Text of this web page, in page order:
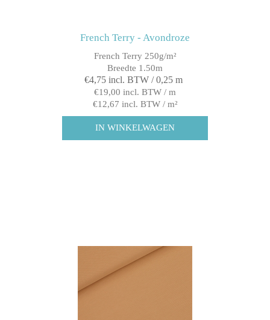
French Terry - Avondroze
French Terry 250g/m²
Breedte 1.50m
€4,75 incl. BTW / 0,25 m
€19,00 incl. BTW / m
€12,67 incl. BTW / m²